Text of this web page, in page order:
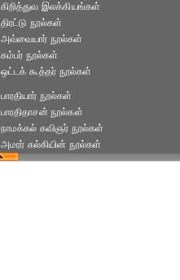
கிறித்துவ இலக்கியங்கள்
திரட்டு நூல்கள்
அவ்வையார் நூல்கள்
கம்பர் நூல்கள்
ஒட்டக் கூத்தர் நூல்கள்
பாரதியார் நூல்கள்
பாரதிதாசன் நூல்கள்
நாமக்கல் கவிஞர் நூல்கள்
அமரர் கல்கியின் நூல்கள்